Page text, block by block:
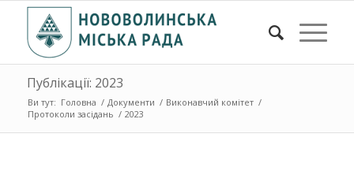
Публікації: 2023
Ви тут: Головна / Документи / Виконавчий комітет /
Протоколи засідань / 2023